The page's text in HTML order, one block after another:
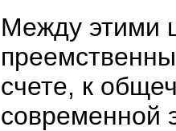
Между этими
счете, к
современной